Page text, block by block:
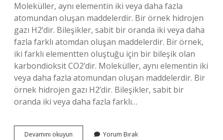
Moleküller, aynı elementin iki veya daha fazla
atomundan oluşan maddelerdir. Bir örnek hidrojen
gazı H2’dir. Bileşikler, sabit bir oranda iki veya daha
fazla farklı atomdan oluşan maddelerdir. Bir örnek,
iki farklı elementten oluştuğu için bir bileşik olan
karbondioksit CO2’dir. Moleküller, aynı elementin iki
veya daha fazla atomundan oluşan maddelerdir. Bir
örnek hidrojen gazı H2’dir. Bileşikler, sabit bir
oranda iki veya daha fazla farklı…
Devamını okuyun Yorum Bırak